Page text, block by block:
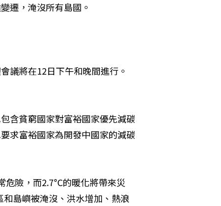
遷，淹沒所有島國。
議將在12日下午和晚間進行。
含貧窮國家對富裕國家優先減碳
求富裕國家為開發中國家的減碳
險，而2.7°C的暖化將帶來災
島嶼被淹沒、洪水增加、熱浪